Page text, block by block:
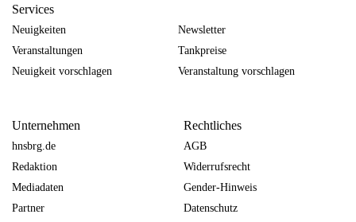
Services
Neuigkeiten
Newsletter
Veranstaltungen
Tankpreise
Neuigkeit vorschlagen
Veranstaltung vorschlagen
Unternehmen
hnsbrg.de
Redaktion
Mediadaten
Partner
Rechtliches
AGB
Widerrufsrecht
Gender-Hinweis
Datenschutz